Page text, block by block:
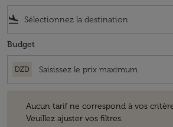
flight_land
Budget
DZD
Aucun tarif ne correspond à vos
Veuillez ajuster vos filtres.